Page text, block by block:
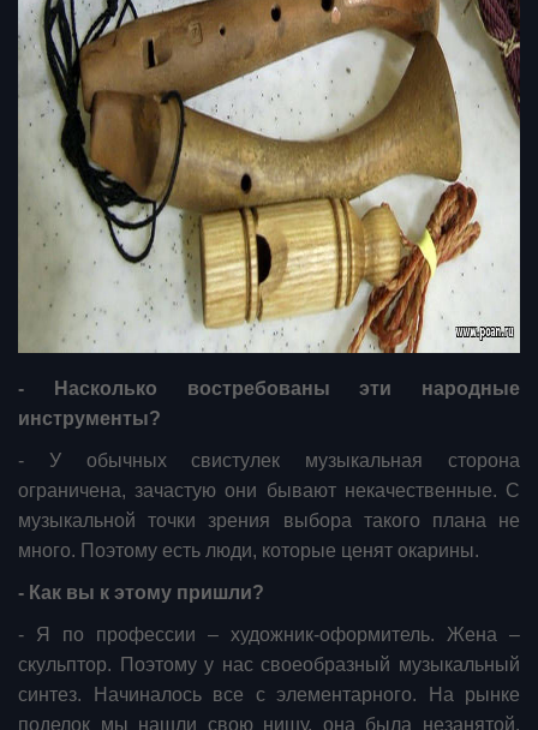
- Насколько востребованы эти народные
инструменты?
- У обычных свистулек музыкальная сторона
ограничена, зачастую они бывают некачественные. С
музыкальной точки зрения выбора такого плана не
много. Поэтому есть люди, которые ценят окарины.
- Как вы к этому пришли?
- Я по профессии – художник-оформитель. Жена –
скульптор. Поэтому у нас своеобразный музыкальный
синтез. Начиналось все с элементарного. На рынке
поделок мы нашли свою нишу, она была незанятой.